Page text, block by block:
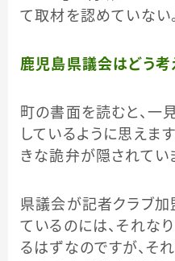
て取材を認めていない
鹿児島県議会はどう考
町の書面を読むと、一
しているように思えま
きな詭弁が隠されてい
県議会が記者クラブ
ているのには、それな
るはずなのですが、そ